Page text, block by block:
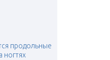
продольные
ногтях